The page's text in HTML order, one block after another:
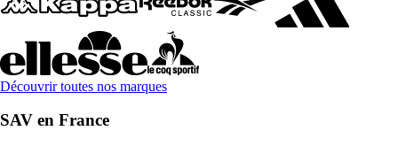
Découvrir toutes nos marques
SAV en France